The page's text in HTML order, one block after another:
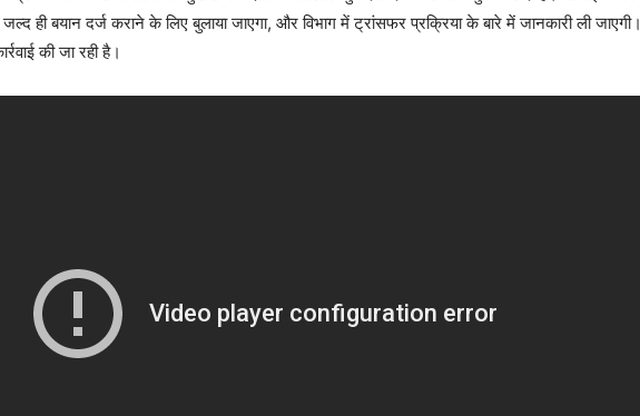
ही बयान दर्ज कराने के लिए बुलाया जाएगा, और विभाग में ट्रांसफर प्रक्रिया के बारे में जानकारी ली जाएगी।
की जा रही है।